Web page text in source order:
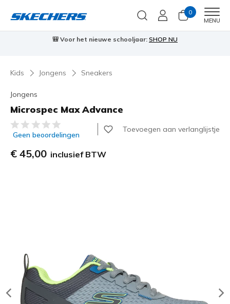
0
MENU
🎒 Voor het nieuwe schooljaar: SHOP NU
Kids Jongens Sneakers
Jongens
Microspec Max Advance
3,9 van de 5 klantbeoordelingen
Geen beoordelingen
Toevoegen aan verlanglijstje
€ 45,00 inclusief BTW